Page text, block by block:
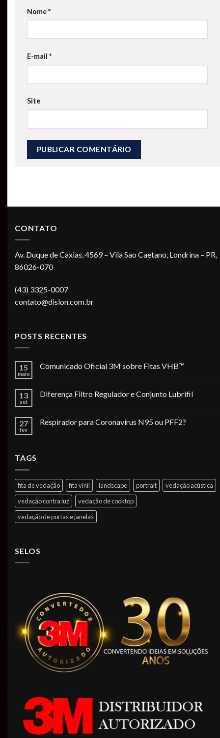
Nome*
E-mail *
Site
CONTATO
Av. Duque de Caxias, 4569 – Vila Sao Caetano, Londrina – PR,
86026-070
(43) 3325-0007
contato@dislon.com.br
POSTS RECENTES
15
maio
Comunicado Oficial 3M sobre Fitas VHB™
13
set
Diferença Filtro Regulador e Conjunto Lubrifil
27
fev
Respirador para Coronavirus N95 ou PFF2?
TAGS
fita de vedação fita vinil landscape portrait
vedação acústica
vedação contra luz
vedação de cooktop
vedação de portas e janelas
SELOS